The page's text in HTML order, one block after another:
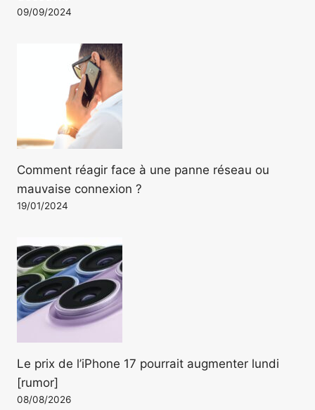
09/09/2024
Comment réagir face à une panne réseau ou
mauvaise connexion ?
19/01/2024
Le prix de l’iPhone 17 pourrait augmenter lundi
[rumor]
08/08/2026